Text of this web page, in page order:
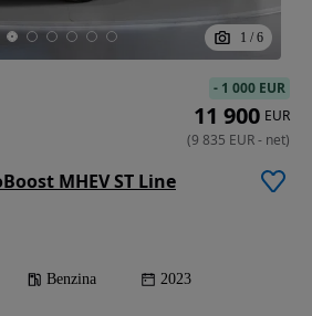
1 / 6
MHEV ST Line
Benzina 2023
- 1 000 EUR
11 900 EUR
(9 835 EUR- net)